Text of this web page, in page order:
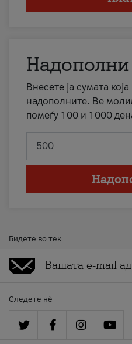
Внесете ја сумата
надополните. Ве
помеѓу 100 и 1000
Бидете во тек
Следете нè